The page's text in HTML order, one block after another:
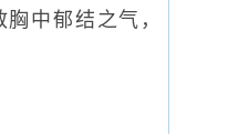
中郁结之气，